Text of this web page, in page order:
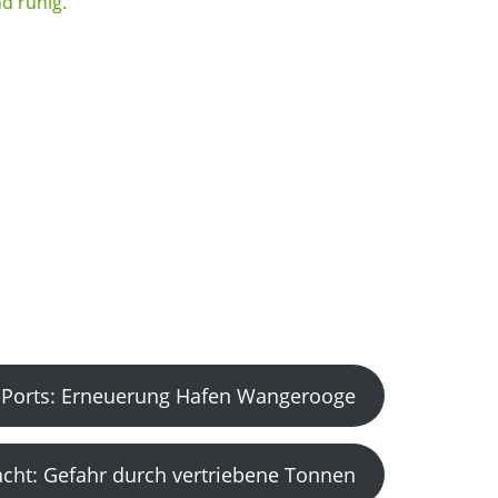
Erneuerung Hafen Wangerooge
Gefahr durch vertriebene Tonnen